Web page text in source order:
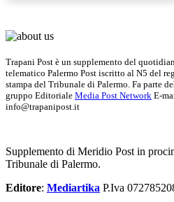
Trapani Post è un supplemento del
telematico Palermo Post iscritto al N5 del
stampa del Tribunale di Palermo. Fa parte
gruppo Editoriale Media Post Network E-
info@trapanipost.it
Supplemento di Meridio Post in
Tribunale di Palermo.
Editore: Mediartika P.Iva